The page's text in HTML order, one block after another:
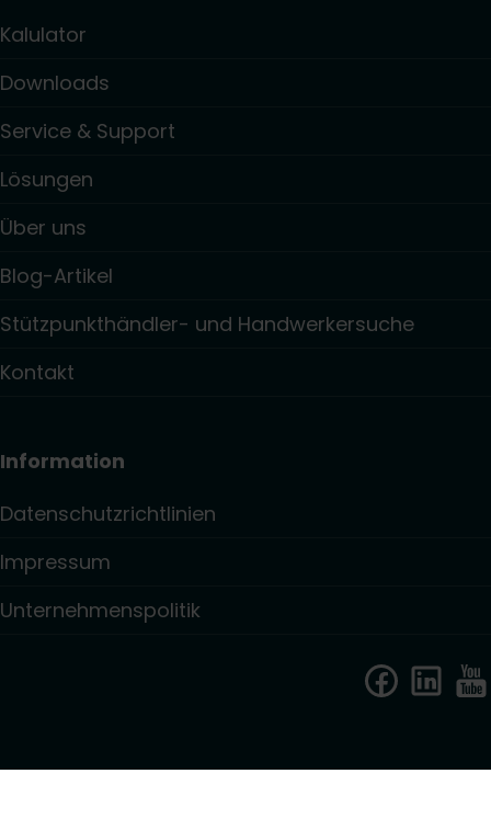
Kalulator
Downloads
Service & Support
Lösungen
Über uns
Blog-Artikel
Stützpunkthändler- und Handwerkersuche
Kontakt
Information
Datenschutzrichtlinien
Impressum
Unternehmenspolitik